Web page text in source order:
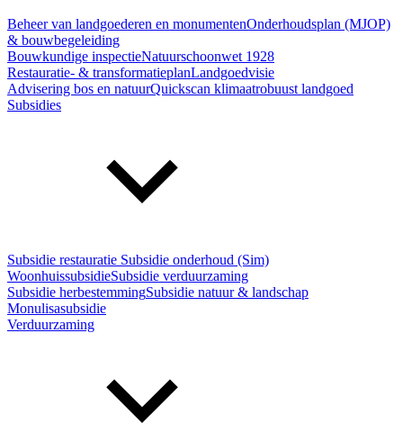
Beheer van landgoederen en monumentenOnderhoudsplan (MJOP)
& bouwbegeleiding
Bouwkundige inspectieNatuurschoonwet 1928
Restauratie- & transformatieplanLandgoedvisie
Advisering bos en natuurQuickscan klimaatrobuust landgoed
Subsidies
Subsidie restauratie Subsidie onderhoud (Sim)
WoonhuissubsidieSubsidie verduurzaming
Subsidie herbestemmingSubsidie natuur & landschap
Monulisasubsidie
Verduurzaming